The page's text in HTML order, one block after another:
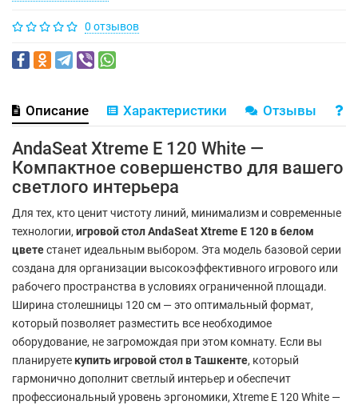
0 отзывов
Описание Характеристики Отзывы
AndaSeat Xtreme E 120 White —
Компактное совершенство для вашего
светлого интерьера
Для тех, кто ценит чистоту линий, минимализм и современные
технологии, игровой стол AndaSeat Xtreme E 120 в белом
цветестанет идеальным выбором. Эта модель базовой серии
создана для организации высокоэффективного игрового или
рабочего пространства в условиях ограниченной площади.
Ширина столешницы 120 см — это оптимальный формат,
который позволяет разместить все необходимое
оборудование, не загромождая при этом комнату. Если вы
планируете купить игровой стол в Ташкенте, который
гармонично дополнит светлый интерьер и обеспечит
профессиональный уровень эргономики, Xtreme E 120 White —